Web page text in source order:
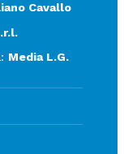
Cavallo
Media L.G.